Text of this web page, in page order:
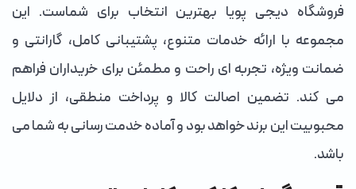
فروشگاه دیجی پویا بهترین انتخاب برای شماست. این
مجموعه با ارائه خدمات متنوع، پشتیبانی کامل، گارانتی و
ضمانت ویژه، تجربه ای راحت و مطمئن برای خریداران فراهم
می کند. تضمین اصالت کالا و پرداخت منطقی، از دلایل
محبوبیت این برند خواهد بود و آماده خدمت رسانی به شما می
باشد.